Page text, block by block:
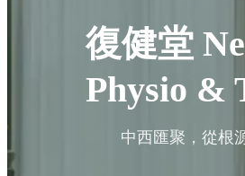
復健堂
Physio &
中西匯聚，從根